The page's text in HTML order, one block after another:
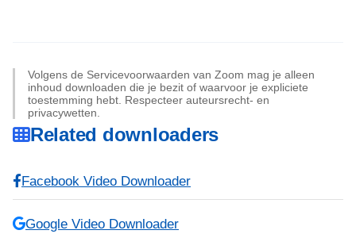
Volgens de Servicevoorwaarden van Zoom mag je alleen
inhoud downloaden die je bezit of waarvoor je expliciete
toestemming hebt. Respecteer auteursrecht- en
privacywetten.
Related downloaders
Facebook Video Downloader
Google Video Downloader